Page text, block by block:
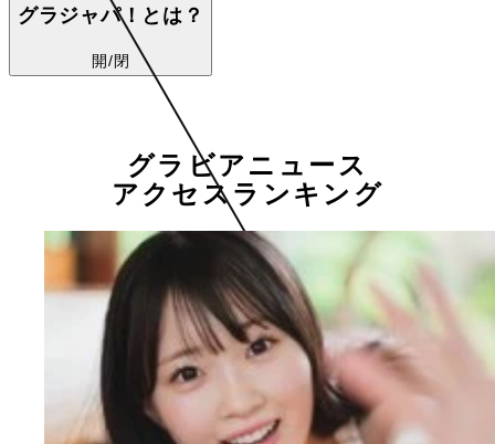
グラジャパ！とは？
開/閉
グラビアニュース
アクセスランキング